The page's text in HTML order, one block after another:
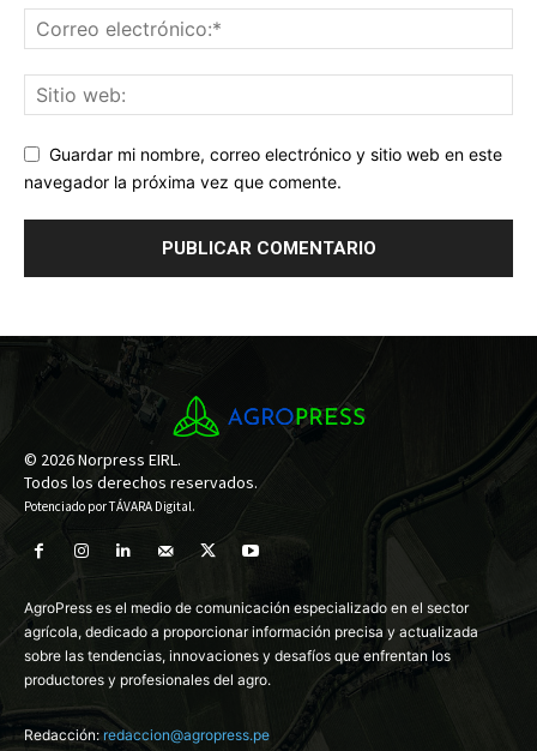
Guardar mi nombre, correo electrónico y sitio web en este
navegador la próxima vez que comente.
© 2026 Norpress EIRL.
Todos los derechos reservados.
Potenciado porTÁVARA Digital.
AgroPress es el medio de comunicación especializado en el sector
agrícola, dedicado a proporcionar información precisa y actualizada
sobre las tendencias, innovaciones y desafíos que enfrentan los
productores y profesionales del agro.
Redacción:redaccion@agropress.pe